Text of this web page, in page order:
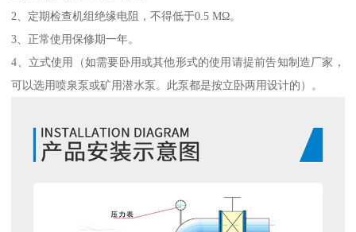
2、定期检查机组绝缘电阻，不得低于0.5 MΩ。
3、正常使用保修期一年。
4、立式使用（如需要卧用或其他形式的使用请提前告知制造厂家，
可以选用喷泉泵或矿用潜水泵。此泵都是按立卧两用设计的）。